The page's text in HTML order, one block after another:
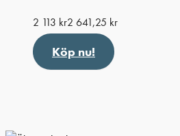
2 113 kr2 641,25 kr
Köp nu!